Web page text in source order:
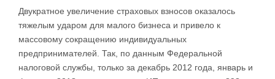
Двукратное увеличение страховых взносов оказалось
тяжелым ударом для малого бизнеса и привело к
массовому сокращению индивидуальных
предпринимателей. Так, по данным Федеральной
налоговой службы, только за декабрь 2012 года, январь и